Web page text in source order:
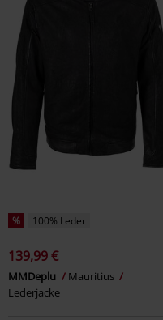
% 100% Leder
139,99 €
MMDeplu
Mauritius
Lederjacke